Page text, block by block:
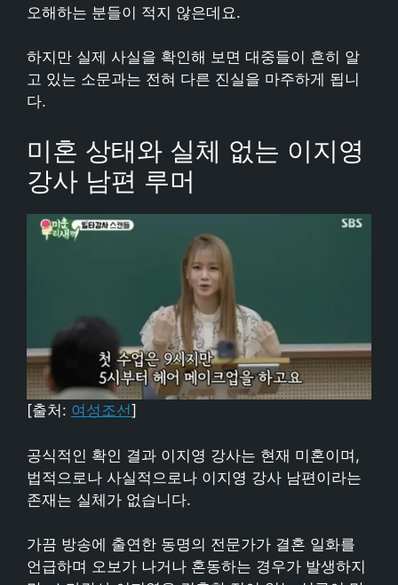
오해하는 분들이 적지 않은데요.
하지만 실제 사실을 확인해 보면 대중들이 흔히 알
고 있는 소문과는 전혀 다른 진실을 마주하게 됩니
다.
미혼 상태와 실체 없는 이지영
강사 남편 루머
[출처: 여성조선]
공식적인 확인 결과 이지영 강사는 현재 미혼이며,
법적으로나 사실적으로나 이지영 강사 남편이라는
존재는 실체가 없습니다.
가끔 방송에 출연한 동명의 전문가가 결혼 일화를
언급하며 오보가 나거나 혼동하는 경우가 발생하지